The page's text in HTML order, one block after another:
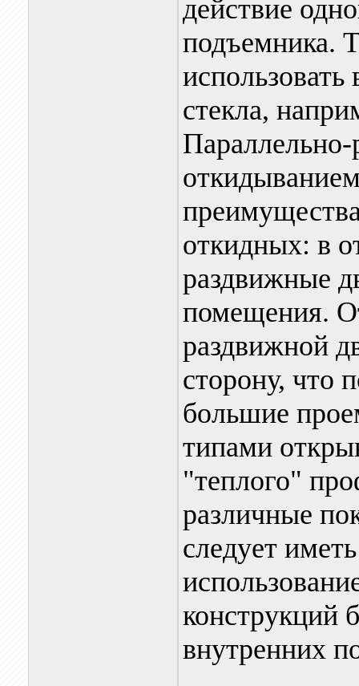
действие
подъемника.
стекла,
откидных: в
раздвижные
помещения.
раздвижной
сторону, что
большие
типами
"теплого"
различные
следует
конструкций
внутренних